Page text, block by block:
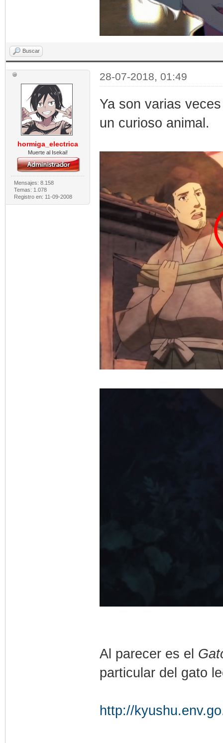
Buscar
hormiga_electrica
Muerte al Isekai!
Mensajes: 8.158
Temas: 1.078
Registro en: 11-09-2008
28-07-2018, 01:49
Ya son varias
un curioso animal.
Al parecer es el
particular del gato
http://